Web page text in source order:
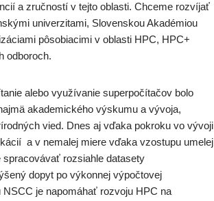
a zručností v tejto oblasti. Chceme rozvíjať
univerzitami, Slovenskou Akadémiou
pôsobiacimi v oblasti HPC, HPC+
odboroch.
alebo využívanie superpočítačov bolo
akademického výskumu a vývoja,
vied. Dnes aj vďaka pokroku vo vývoji
a v nemalej miere vďaka vzostupu umelej
spracovávať rozsiahle datasety
dopyt po výkonnej výpočtovej
NSCC je napomáhať rozvoju HPC na